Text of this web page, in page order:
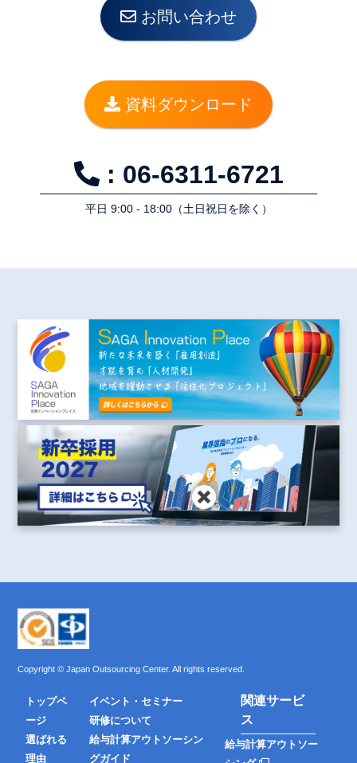
お問い合わせ
資料ダウンロード
: 06-6311-6721
平⽇ 9:00 - 18:00（⼟⽇祝⽇を除く）
Copyright © Japan Outsourcing Center. All rights reserved.
トップペ
ージ
選ばれる
理由
イベント・セミナー
研修について
給与計算アウトソーシン
グガイド
関連サービ
ス
給与計算アウトソー